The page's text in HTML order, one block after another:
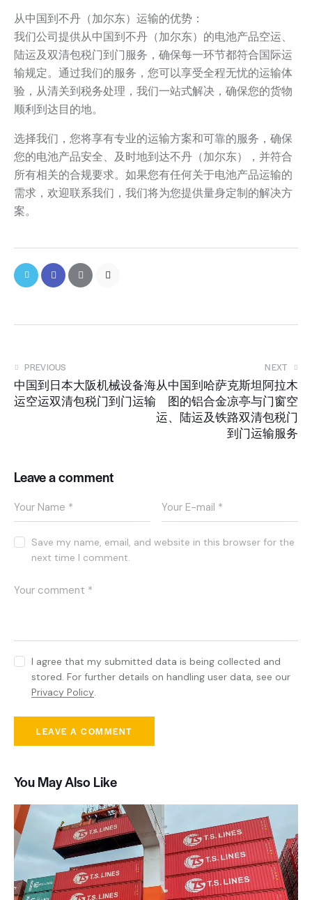
从中国到不丹（加尔东）运输的优势：
我们公司提供从中国到不丹（加尔东）的电池产品空运、
陆运及双清包税门到门服务，确保每一环节都符合国际运
输规定。通过我们的服务，您可以享受全程无忧的运输体
验，从清关到税务处理，我们一站式解决，确保您的货物
顺利到达目的地。
选择我们，您将享有专业的运输方案和可靠的服务，确保
您的电池产品安全、及时地到达不丹（加尔东），并符合
所有相关的合规要求。如果您有任何关于电池产品运输的
需求，欢迎联系我们，我们将为您提供量身定制的解决方
案。
PREVIOUS
中国到日本大阪机械设备海
运空运双清包税门到门运输
NEXT
从中国到哈萨克斯坦阿拉木
图的铝合金凉亭与门窗空
运、陆运及铁路双清包税门
到门运输服务
Leave a comment
Save my name, email, and website in this browser for the
next time I comment.
I agree that my submitted data is being collected and
stored. For further details on handling user data, see our
Privacy Policy
You May Also Like